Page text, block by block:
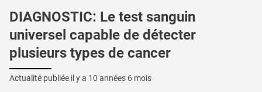
DIAGNOSTIC: Le test sanguin
universel capable de détecter
plusieurs types de cancer
Actualité publiée il y a 10 années 6 mois